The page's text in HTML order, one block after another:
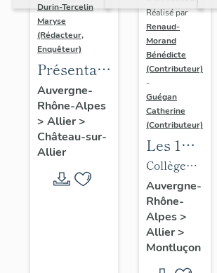
Durin-Tercelin
Maryse
(Rédacteur,
Enquêteur)
Présentation
de la
commune
de
Château-
sur-Allier
Auvergne-
Rhône-Alpes
> Allier>
Château-sur-
Allier
Réalisé par
Renaud-
Morand
Bénédicte
(Contributeur)
-
Guégan
Catherine
(Contributeur)
Les 1%
artistiques
du lycée
Maurice-
Guyot
Collège
technique,
puis lycée
Auvergne-
Rhône-
Alpes>
Allier>
Montluçon